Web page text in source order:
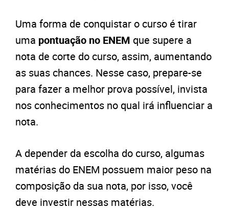
Uma forma de conquistar o curso é tirar
uma pontuação no ENEM que supere a
nota de corte do curso, assim, aumentando
as suas chances. Nesse caso, prepare-se
para fazer a melhor prova possível, invista
nos conhecimentos no qual irá influenciar a
nota.
A depender da escolha do curso, algumas
matérias do ENEM possuem maior peso na
composição da sua nota, por isso, você
deve investir nessas matérias.